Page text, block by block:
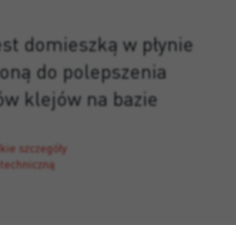
domieszką w płynie
do polepszenia
klejów na bazie
szczegóły